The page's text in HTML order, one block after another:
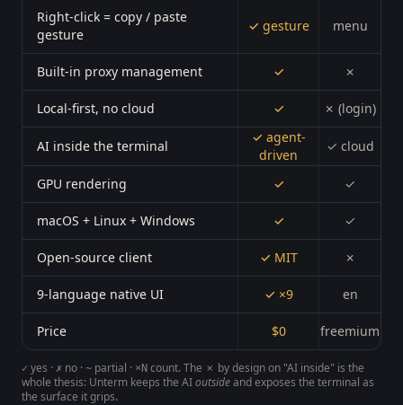
Right-click = copy / paste
gesture
✓ gesture menu
Built-in proxy management ✓ ✗
Local-first, no cloud ✓ ✗ (login)
AI inside the terminal
✓ agent-
driven
✓ cloud
GPU rendering ✓ ✓
macOS + Linux + Windows ✓ ✓
Open-source client ✓ MIT ✗
9-language native UI ✓ ×9 en
Price $0 freemium
✓ yes · ✗ no · ~ partial · ×N count. The ✗ by designon "AI inside" is the
whole thesis: Unterm keeps the AIoutsideand exposes the terminal as
the surface it grips.